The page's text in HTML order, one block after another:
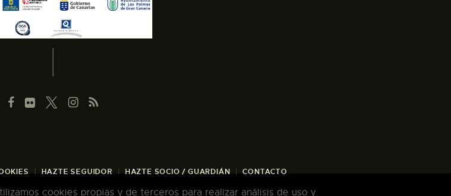
HAZTE SEGUIDOR HAZTE SOCIO / GUARDIÁN CONTACTO
cookies propias y de terceros para realizar análisis de uso y